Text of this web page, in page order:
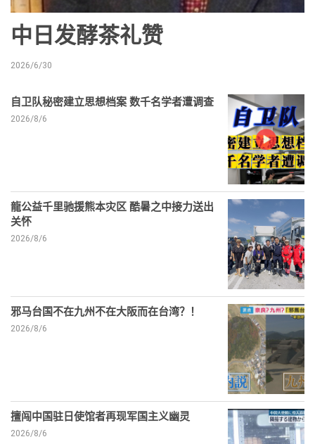
中日发酵茶礼赞
2026/6/30
自卫队秘密建立思想档案 数千名学者遭调查
2026/8/6
龍公益千里驰援熊本灾区 酷暑之中接力送出
关怀
2026/8/6
邪马台国不在九州不在大阪而在台湾？！
2026/8/6
擅闯中国驻日使馆者再现军国主义幽灵
2026/8/6